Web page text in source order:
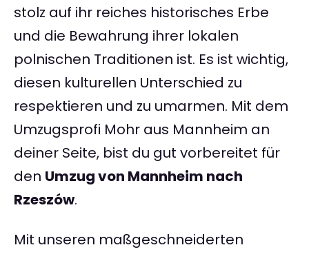
stolz auf ihr reiches historisches Erbe
und die Bewahrung ihrer lokalen
polnischen Traditionen ist. Es ist wichtig,
diesen kulturellen Unterschied zu
respektieren und zu umarmen. Mit dem
Umzugsprofi Mohr aus Mannheim an
deiner Seite, bist du gut vorbereitet für
den Umzug von Mannheim nach
Rzeszów.
Mit unseren maßgeschneiderten